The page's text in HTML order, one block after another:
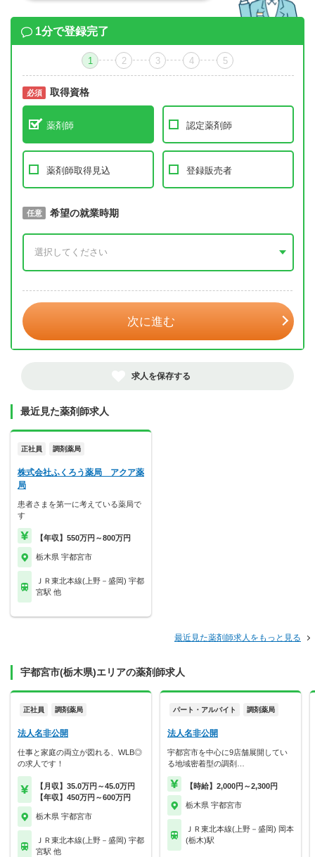
1分で登録完了
1 2 3 4 5
必須 取得資格
薬剤師 認定薬剤師
薬剤師取得見込 登録販売者
必須 取得予定年
任意 希望の就業時期
次に進む
求人を保存する
最近見た薬剤師求人
正社員 調剤薬局
株式会社ふくろう薬局 アクア薬
局
患者さまを第一に考えている薬局で
す
【年収】550万円～800万円
栃木県 宇都宮市
ＪＲ東北本線(上野－盛岡) 宇都
宮駅 他
最近見た薬剤師求人をもっと見る
宇都宮市(栃木県)エリアの薬剤師求人
正社員 調剤薬局
法人名非公開
仕事と家庭の両立が図れる、WLB◎
の求人です！
【月収】35.0万円～45.0万円
【年収】450万円～600万円
栃木県 宇都宮市
ＪＲ東北本線(上野－盛岡) 宇都
宮駅 他
パート・アルバイト 調剤薬局
法人名非公開
宇都宮市を中心に9店舗展開してい
る地域密着型の調剤…
【時給】2,000円～2,300円
栃木県 宇都宮市
ＪＲ東北本線(上野－盛岡) 岡本
(栃木)駅